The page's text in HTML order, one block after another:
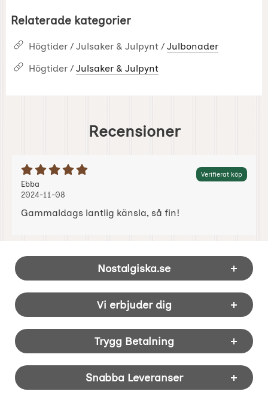
Relaterade kategorier
Högtider / Julsaker & Julpynt / Julbonader
Högtider / Julsaker & Julpynt
Recensioner
Betyg: 5 Stjärnor av 5 Verifierat köp
Recension av:
Ebba
2024-11-08
Gammaldags lantlig känsla, så fin!
Sidfot Blandad info och länkar
Nostalgiska.se
Vi erbjuder dig
Trygg Betalning
Snabba Leveranser